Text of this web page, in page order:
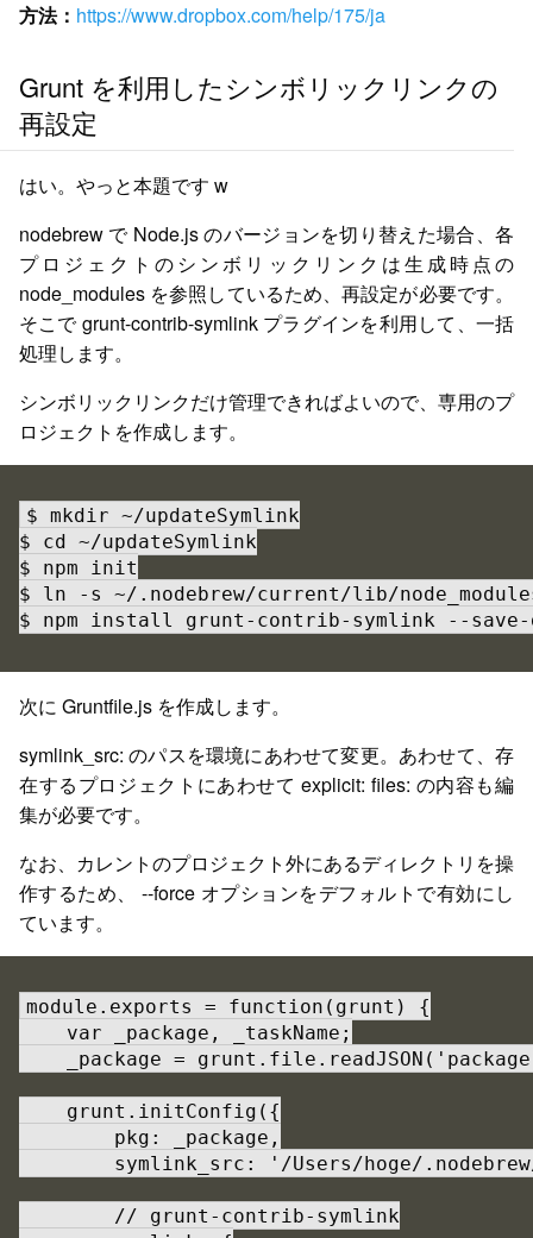
方法： https://www.dropbox.com/help/175/ja
Grunt を利用したシンボリックリンクの
再設定
はい。やっと本題です w
nodebrew で Node.js のバージョンを切り替えた場合、各
プロジェクトのシンボリックリンクは生成時点の
node_modules を参照しているため、再設定が必要です。
そこで grunt-contrib-symlink プラグインを利用して、一括
処理します。
シンボリックリンクだけ管理できればよいので、専用のプ
ロジェクトを作成します。
$ mkdir ~/updateSymlink
$ cd ~/updateSymlink
$ npm init
$ ln -s ~/.nodebrew/current/lib/
$ npm install grunt-contrib-symlink --save-
次に Gruntfile.js を作成します。
symlink_src: のパスを環境にあわせて変更。あわせて、存
在するプロジェクトにあわせて explicit: files: の内容も編
集が必要です。
なお、カレントのプロジェクト外にあるディレクトリを操
作するため、 --force オプションをデフォルトで有効にし
ています。
module.exports = function(grunt) {
    var _package, _taskName;
_package =
    grunt.initConfig({
        pkg: _package,
symlink_src: '/Users/hoge/
        // grunt-contrib-symlink